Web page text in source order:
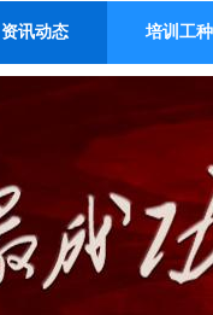
资讯动态 培训工种